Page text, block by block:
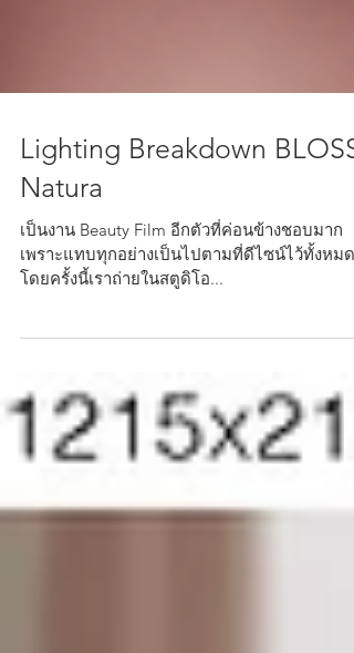
Lighting Breakdown BLOSS
Natura
เป็นงาน Beauty Film อีกตัวที่ค่อนข้างชอบมาก
เพราะแทบทุกอย่างเป็นไปตามที่ดีไซน์ไว้ทั้งหมด